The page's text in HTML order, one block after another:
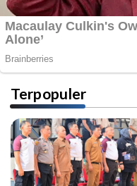
Terpopuler